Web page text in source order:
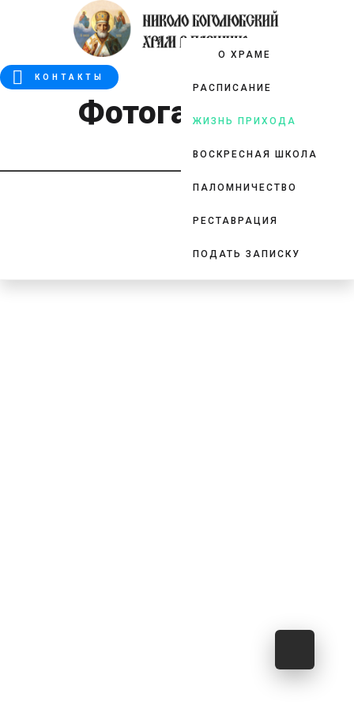
КОНТАКТЫ
О ХРАМЕ
РАСПИСАНИЕ
ЖИЗНЬ ПРИХОДА
ВОСКРЕСНАЯ ШКОЛА
ПАЛОМНИЧЕСТВО
РЕСТАВРАЦИЯ
ПОДАТЬ ЗАПИСКУ
Фотогалерея